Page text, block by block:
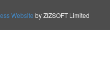
Website by ZIZSOFT Limited